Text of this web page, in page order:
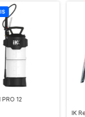
PRO 12
IK